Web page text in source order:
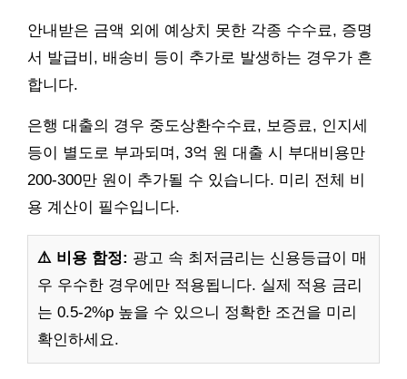
안내받은 금액 외에 예상치 못한 각종 수수료, 증명
서 발급비, 배송비 등이 추가로 발생하는 경우가 흔
합니다.
은행 대출의 경우 중도상환수수료, 보증료, 인지세
등이 별도로 부과되며, 3억 원 대출 시 부대비용만
200-300만 원이 추가될 수 있습니다. 미리 전체 비
용 계산이 필수입니다.
⚠️ 비용 함정: 광고 속 최저금리는 신용등급이 매
우 우수한 경우에만 적용됩니다. 실제 적용 금리
는 0.5-2%p 높을 수 있으니 정확한 조건을 미리
확인하세요.